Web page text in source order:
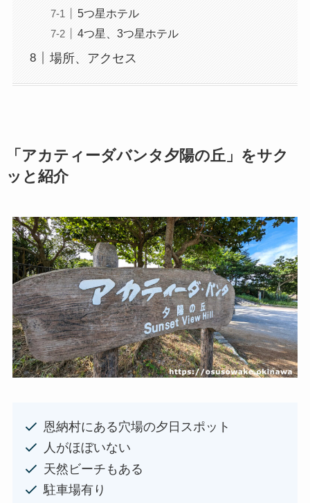
5つ星ホテル
4つ星、3つ星ホテル
場所、アクセス
「アカティーダバンタ夕陽の丘」をサク
ッと紹介
恩納村にある穴場の夕日スポット
人がほぼいない
天然ビーチもある
駐車場有り